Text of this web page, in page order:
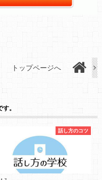
トップページへ
。
話し方のコツ